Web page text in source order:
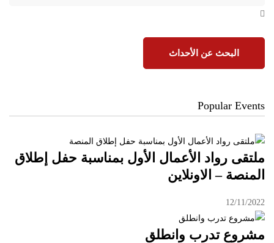
البحث عن الأحداث
Popular Events
ملتقى رواد الأعمال الأول بمناسبة حفل إطلاق
المنصة – الاونلاين
12/11/2022
مشروع تدرب وانطلق